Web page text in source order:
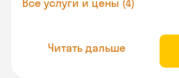
Все услуги и цены (4)
Читать дальше